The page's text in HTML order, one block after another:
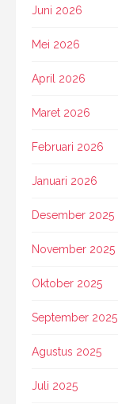
Juni 2026
Mei 2026
April 2026
Maret 2026
Februari 2026
Januari 2026
Desember 2025
November 2025
Oktober 2025
September 2025
Agustus 2025
Juli 2025